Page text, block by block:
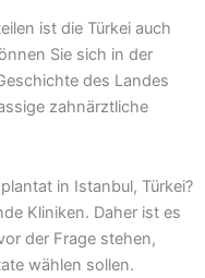
ist die Türkei auch
Sie sich in der
des Landes
zahnärztliche
in Istanbul, Türkei?
Kliniken. Daher ist es
der Frage stehen,
wählen sollen.